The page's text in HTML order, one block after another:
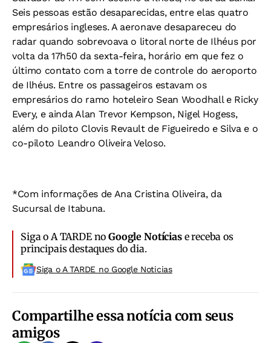
Seis pessoas estão desaparecidas, entre elas quatro
empresários ingleses. A aeronave desapareceu do
radar quando sobrevoava o litoral norte de Ilhéus por
volta da 17h50 da sexta-feira, horário em que fez o
último contato com a torre de controle do aeroporto
de Ilhéus. Entre os passageiros estavam os
empresários do ramo hoteleiro Sean Woodhall e Ricky
Every, e ainda Alan Trevor Kempson, Nigel Hogess,
além do piloto Clovis Revault de Figueiredo e Silva e o
co-piloto Leandro Oliveira Veloso.
*Com informações de Ana Cristina Oliveira, da
Sucursal de Itabuna.
Siga o A TARDE noGoogle Notíciase receba os
principais destaques do dia.
Siga o A TARDE no Google Noticias
Compartilhe essa notícia com seus
amigos